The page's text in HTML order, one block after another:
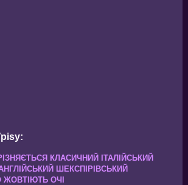
КЛАСИЧНИЙ ІТАЛІЙСЬКИЙ
ШЕКСПІРІВСЬКИЙ
ЖОВТІЮТЬ ОЧІ